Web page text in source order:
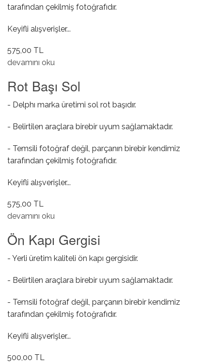
tarafından çekilmiş fotoğrafıdır.
Keyifli alışverişler...
575,00 TL
Rot Başı Sağ hakkında
devamını oku
Rot Başı Sol
- Delphı marka üretimi sol rot başıdır.
- Belirtilen araçlara birebir uyum sağlamaktadır.
- Temsili fotoğraf değil, parçanın birebir kendimiz
tarafından çekilmiş fotoğrafıdır.
Keyifli alışverişler...
575,00 TL
Rot Başı Sol hakkında
devamını oku
Ön Kapı Gergisi
- Yerli üretim kaliteli ön kapı gergisidir.
- Belirtilen araçlara birebir uyum sağlamaktadır.
- Temsili fotoğraf değil, parçanın birebir kendimiz
tarafından çekilmiş fotoğrafıdır.
Keyifli alışverişler...
500,00 TL